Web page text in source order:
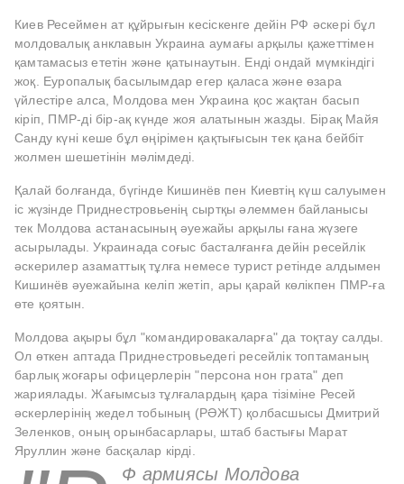
Киев Ресеймен ат құйрығын кесіскенге дейін РФ әскері бұл
молдовалық анклавын Украина аумағы арқылы қажеттімен
қамтамасыз ететін және қатынаутын. Енді ондай мүмкіндігі
жоқ. Еуропалық басылымдар егер қаласа және өзара
үйлестіре алса, Молдова мен Украина қос жақтан басып
кіріп, ПМР-ді бір-ақ күнде жоя алатынын жазды. Бірақ Майя
Санду күні кеше бұл өңірімен қақтығысын тек қана бейбіт
жолмен шешетінін мәлімдеді.
Қалай болғанда, бүгінде Кишинёв пен Киевтің күш салуымен
іс жүзінде Приднестровьенің сыртқы әлеммен байланысы
тек Молдова астанасының әуежайы арқылы ғана жүзеге
асырылады. Украинада соғыс басталғанға дейін ресейлік
әскерилер азаматтық тұлға немесе турист ретінде алдымен
Кишинёв әуежайына келіп жетіп, ары қарай көлікпен ПМР-ға
өте қоятын.
Молдова ақыры бұл "командировакаларға" да тоқтау салды.
Ол өткен аптада Приднестровьедегі ресейлік топтаманың
барлық жоғары офицерлерін "персона нон грата" деп
жариялады. Жағымсыз тұлғалардың қара тізіміне Ресей
әскерлерінің жедел тобының (РӘЖТ) қолбасшысы Дмитрий
Зеленков, оның орынбасарлары, штаб бастығы Марат
Яруллин және басқалар кірді.
Ф армиясы Молдова